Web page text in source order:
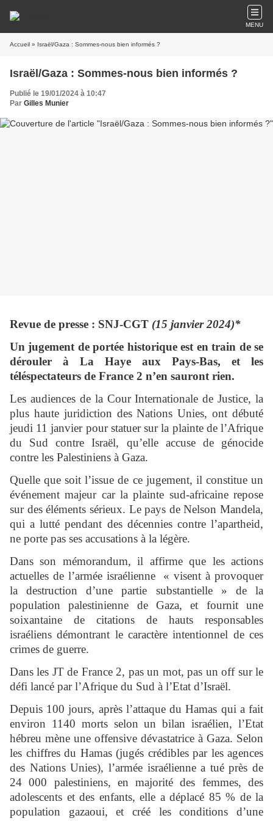
MENU
Accueil » Israël/Gaza : Sommes-nous bien informés ?
Israël/Gaza : Sommes-nous bien informés ?
Publié le 19/01/2024 à 10:47
Par Gilles Munier
Revue de presse : SNJ-CGT (15 janvier 2024)*
Un jugement de portée historique est en train de se
dérouler à La Haye aux Pays-Bas, et les
téléspectateurs de France 2 n’en sauront rien.
Les audiences de la Cour Internationale de Justice, la
plus haute juridiction des Nations Unies, ont débuté
jeudi 11 janvier pour statuer sur la plainte de l’Afrique
du Sud contre Israël, qu’elle accuse de génocide
contre les Palestiniens à Gaza.
Quelle que soit l’issue de ce jugement, il constitue un
événement majeur car la plainte sud-africaine repose
sur des éléments sérieux. Le pays de Nelson Mandela,
qui a lutté pendant des décennies contre l’apartheid,
ne porte pas ses accusations à la légère.
Dans son mémorandum, il affirme que les actions
actuelles de l’armée israélienne « visent à provoquer
la destruction d’une partie substantielle » de la
population palestinienne de Gaza, et fournit une
soixantaine de citations de hauts responsables
israéliens démontrant le caractère intentionnel de ces
crimes de guerre.
Dans les JT de France 2, pas un mot, pas un off sur le
défi lancé par l’Afrique du Sud à l’Etat d’Israël.
Depuis 100 jours, après l’attaque du Hamas qui a fait
environ 1140 morts selon un bilan israélien, l’Etat
hébreu mène une offensive dévastatrice à Gaza. Selon
les chiffres du Hamas (jugés crédibles par les agences
des Nations Unies), l’armée israélienne a tué près de
24 000 palestiniens, en majorité des femmes, des
adolescents et des enfants, elle a déplacé 85 % de la
population gazaoui, et créé les conditions d’une